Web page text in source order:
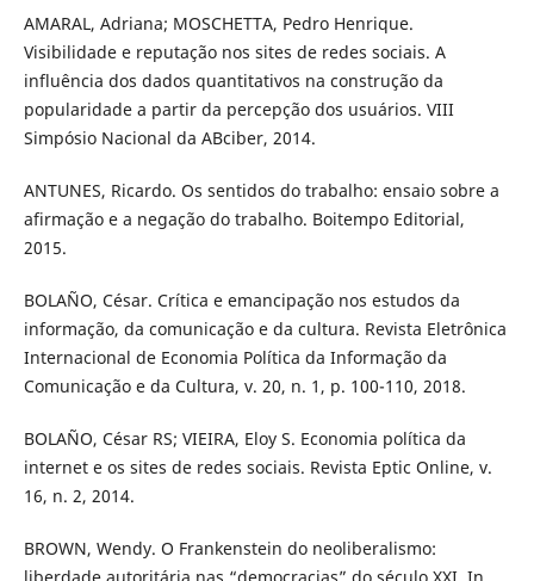
AMARAL, Adriana; MOSCHETTA, Pedro Henrique.
Visibilidade e reputação nos sites de redes sociais. A
influência dos dados quantitativos na construção da
popularidade a partir da percepção dos usuários. VIII
Simpósio Nacional da ABciber, 2014.
ANTUNES, Ricardo. Os sentidos do trabalho: ensaio sobre a
afirmação e a negação do trabalho. Boitempo Editorial,
2015.
BOLAÑO, César. Crítica e emancipação nos estudos da
informação, da comunicação e da cultura. Revista Eletrônica
Internacional de Economia Política da Informação da
Comunicação e da Cultura, v. 20, n. 1, p. 100-110, 2018.
BOLAÑO, César RS; VIEIRA, Eloy S. Economia política da
internet e os sites de redes sociais. Revista Eptic Online, v.
16, n. 2, 2014.
BROWN, Wendy. O Frankenstein do neoliberalismo: